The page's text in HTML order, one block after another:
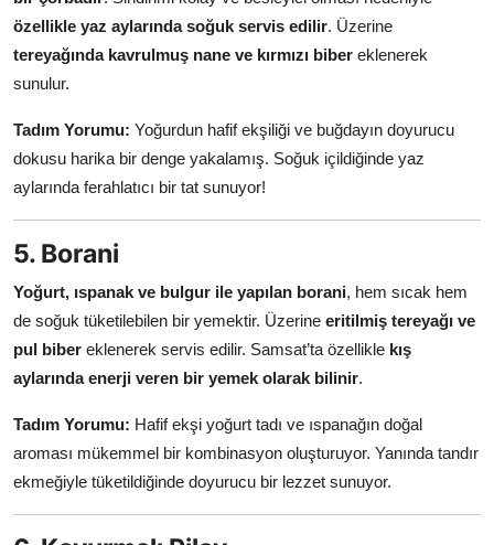
özellikle yaz aylarında soğuk servis edilir. Üzerine
tereyağında kavrulmuş nane ve kırmızı biber eklenerek
sunulur.
Tadım Yorumu: Yoğurdun hafif ekşiliği ve buğdayın doyurucu
dokusu harika bir denge yakalamış. Soğuk içildiğinde yaz
aylarında ferahlatıcı bir tat sunuyor!
5. Borani
Yoğurt, ıspanak ve bulgur ile yapılan borani, hem sıcak hem
de soğuk tüketilebilen bir yemektir. Üzerine eritilmiş tereyağı ve
pul biber eklenerek servis edilir. Samsat’ta özellikle kış
aylarında enerji veren bir yemek olarak bilinir.
Tadım Yorumu: Hafif ekşi yoğurt tadı ve ıspanağın doğal
aroması mükemmel bir kombinasyon oluşturuyor. Yanında tandır
ekmeğiyle tüketildiğinde doyurucu bir lezzet sunuyor.